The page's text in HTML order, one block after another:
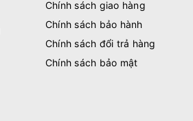
Chính sách giao hàng
Chính sách bảo hành
Chính sách đổi trả hàng
Chính sách bảo mật